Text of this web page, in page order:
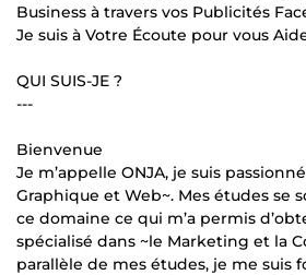
Business à travers vos Publicités
Je suis à Votre Écoute pour vous
QUI SUIS-JE ?
---
Bienvenue
Je m’appelle ONJA, je suis
Graphique et Web~. Mes études se
ce domaine ce qui m’a permis
spécialisé dans ~le Marketing et la
parallèle de mes études, je me suis